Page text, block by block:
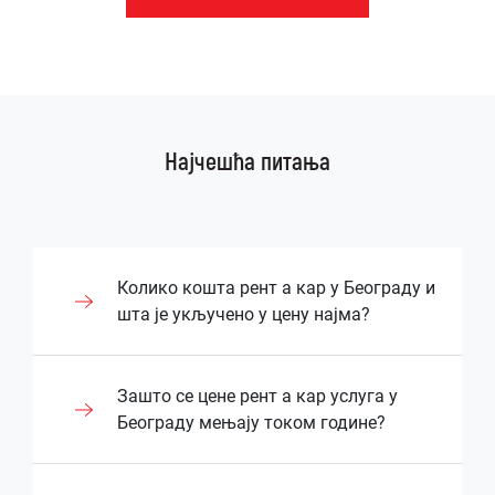
Најчешћа питања
Колико кошта рент а кар у Београду и
шта је укључено у цену најма?
Цена рентања возила у Београду зависи
од типа возила, дужине најма и додатних
рент-а-цар агенција укључује основни
Зашто се цене рент а кар услуга у
Београду мењају током године?